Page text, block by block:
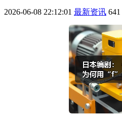
2026-06-08 22:12:01 最新资讯 641